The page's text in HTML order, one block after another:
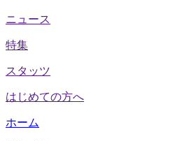
ニュース
特集
スタッツ
はじめての方へ
ホーム